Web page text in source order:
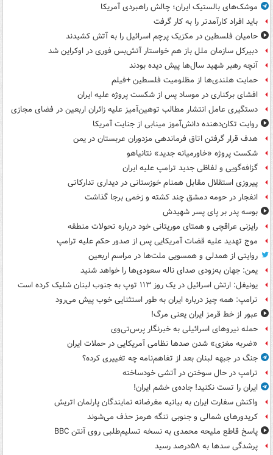
موشک‌های بالستیک ایران؛ چالش راهبردی آمریکا
باید افراد کارآمدتر را به کار گرفت
حامیان فلسطین در مکزیک پرچم اسرائیل را به آتش کشیدند
دبیرکل سازمان ملل باز هم خواستار آتش‌بس فوری در اوکراین شد
آنچه رهبر شهید سال‌ها پیش دیده بودند
حمایت هلندی‌ها از مظلومیت فلسطین +فیلم
افشای برکناری در موساد پس از شکست پروژه علیه ایران
دستگیری عامل انتشار مطالب توهین‌آمیز علیه زائران اربعین در فضای مجازی
روایت تکان‌دهنده دانش‌آموز مینابی از جنایت آمریکا
هدف قرار گرفتن اتاق‌ فرماندهی مزدوران عربستان در یمن
شکست پروژه «خاورمیانه جدید» نتانیاهو
گزافه‌گویی و لفاظی جدید ترامپ علیه ایران
پیروزی استقلال مقابل همنام خوزستانی در دیداری تدارکاتی
انفجار در حومه دمشق چند کشته و زخمی برجا گذاشت
بوسه‌ پدر بر پای پسر شهیدش
رایزنی عراقچی و همتای موریتانی خود درباره تحولات منطقه
موج تهدید علیه قضات آمریکایی پس از صدور حکم علیه ترامپ
روایتی از همدلی و همسویی ملت‌ها در مراسم اربعین
یمن: جهان به‌زودی صدای ناله سعودی‌ها را خواهد شنید
یونیفل: ارتش اسرائیل در یک روز ۱۱۳ توپ به جنوب لبنان شلیک کرده است
ترامپ: همه چیز درباره ایران به طور استثنایی خوب پیش می‌رود
عبور از خط قرمز ایران یعنی مرگ!
حمله نیروهای اسرائیلی به خبرنگار پرس‌تی‌وی
«ضربه مغزی» شدن صدها نظامی آمریکایی در حملات ایران
جنگ در جبهه لبنان بعد از تفاهم‌نامه چه تغییری کرده؟
ترامپ در حال سوختن در آتشی خودساخته
ایران را تست نکنید! جاده‌ی خشم ایران!
واکنش سفارت ایران به بیانیه مغرضانه نمایندگان پارلمان اتریش
کریدورهای شمالی و جنوبی تنگه هرمز حذف می‌شوند
پاسخ قاطع ملیحه محمدی به نسخه تسلیم‌طلبی روی آنتن BBC
پرشدگی سدها به ۵۸درصد رسید